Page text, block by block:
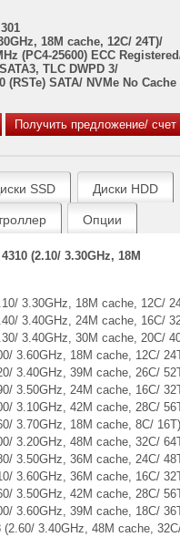
18M cache, 12C/ 24T)/
(PC4-25600) ECC
TLC DWPD 3/
SATA/ NVMe No Cache
SSD Диски HDD
Опции
(2.10/ 3.30GHz, 18M
3.30GHz, 18M cache, 12C/
3.40GHz, 24M cache, 16C/
3.40GHz, 30M cache, 20C/
3.60GHz, 18M cache, 12C/
3.40GHz, 39M cache, 26C/
3.50GHz, 24M cache, 16C/
3.10GHz, 42M cache, 28C/
3.70GHz, 18M cache, 8С/ 16T)
3.20GHz, 48M cache, 32C/
3.50GHz, 36M cache, 24C/
3.60GHz, 36M cache, 16C/
3.50GHz, 42M cache, 28C/
3.60GHz, 39M cache, 18C/
(2.60/ 3.40GHz, 48M cache,